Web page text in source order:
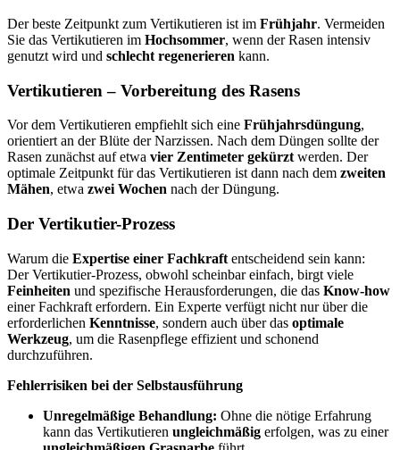
Der beste Zeitpunkt zum Vertikutieren ist im Frühjahr. Vermeiden
Sie das Vertikutieren im Hochsommer, wenn der Rasen intensiv
genutzt wird und schlecht regenerieren kann.
Vertikutieren – Vorbereitung des Rasens
Vor dem Vertikutieren empfiehlt sich eine Frühjahrsdüngung,
orientiert an der Blüte der Narzissen. Nach dem Düngen sollte der
Rasen zunächst auf etwa vier Zentimeter gekürzt werden. Der
optimale Zeitpunkt für das Vertikutieren ist dann nach dem zweiten
Mähen, etwa zwei Wochen nach der Düngung.
Der Vertikutier-Prozess
Warum die Expertise einer Fachkraft entscheidend sein kann:
Der Vertikutier-Prozess, obwohl scheinbar einfach, birgt viele
Feinheiten und spezifische Herausforderungen, die das Know-how
einer Fachkraft erfordern. Ein Experte verfügt nicht nur über die
erforderlichen Kenntnisse, sondern auch über das optimale
Werkzeug, um die Rasenpflege effizient und schonend
durchzuführen.
Fehlerrisiken bei der Selbstausführung
Unregelmäßige Behandlung: Ohne die nötige Erfahrung
kann das Vertikutieren ungleichmäßig erfolgen, was zu einer